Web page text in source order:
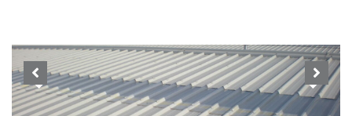
contacto
Previous Next